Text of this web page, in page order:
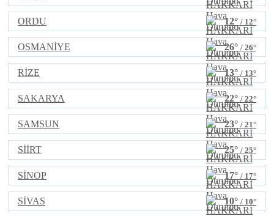
ORDU 12° / 12°
OSMANİYE 26° / 26°
RİZE 13° / 13°
SAKARYA 22° / 22°
SAMSUN 23° / 21°
SİİRT 25° / 25°
SİNOP 17° / 17°
SİVAS 10° / 10°